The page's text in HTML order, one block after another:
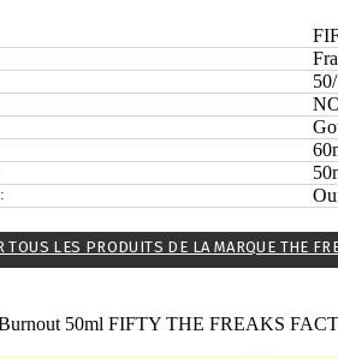
TOUS LES PRODUITS DE LA MARQUE THE
50ml FIFTY THE FREAKS